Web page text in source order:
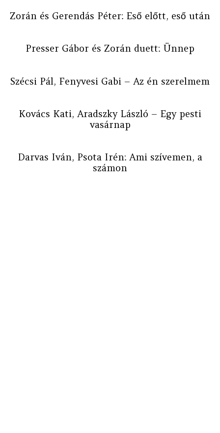
Zorán és Gerendás Péter: Eső előtt, eső után
Presser Gábor és Zorán duett: Ünnep
Szécsi Pál, Fenyvesi Gabi – Az én szerelmem
Kovács Kati, Aradszky László – Egy pesti
vasárnap
Darvas Iván, Psota Irén: Ami szívemen, a
számon